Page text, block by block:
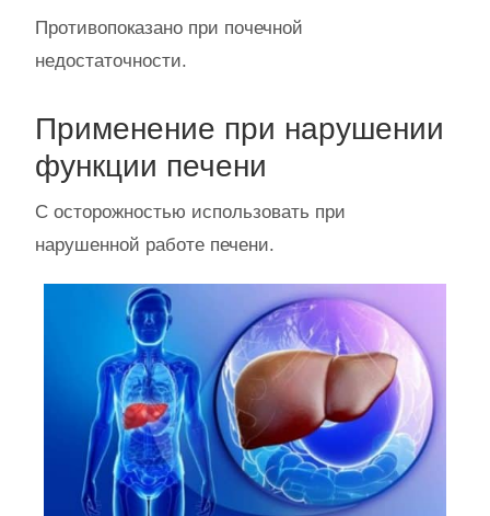
Противопоказано при почечной
недостаточности.
Применение при нарушении
функции печени
С осторожностью использовать при
нарушенной работе печени.